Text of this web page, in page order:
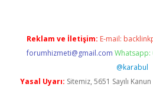
Reklam ve İletişim: E-mail:
forumhizmeti@gmail.com Whatsapp:
@karabul
Yasal Uyarı: Sitemiz, 5651 Sayılı